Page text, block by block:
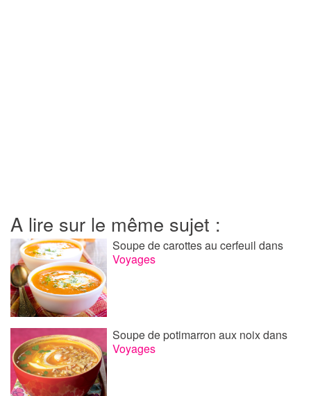
A lire sur le même sujet :
Soupe de carottes au cerfeuildans
Voyages
Soupe de potimarron aux noixdans
Voyages